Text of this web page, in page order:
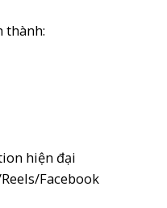
thành:
hiện đại
Facebook